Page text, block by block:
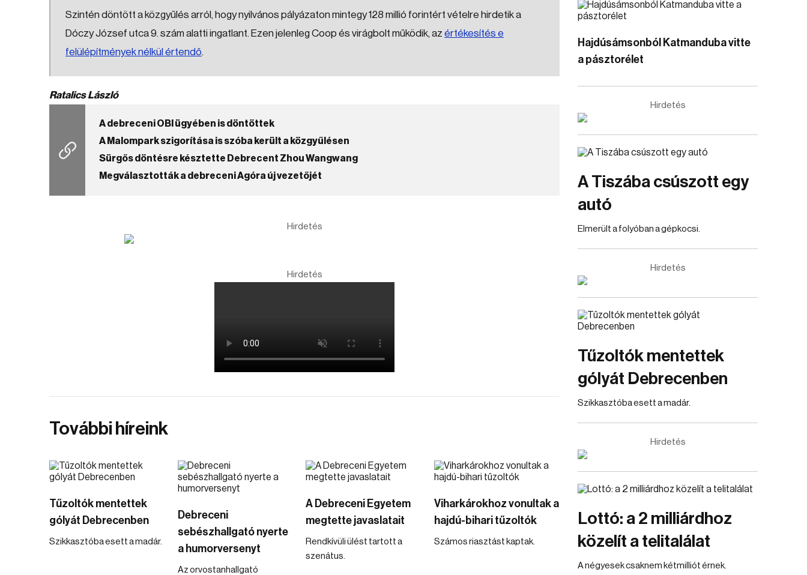
Szintén döntött a közgyűlés arról, hogy nyilvános pályázaton mintegy 128 millió forintért vételre hirdetik a
Dóczy József utca 9. szám alatti ingatlant. Ezen jelenleg Coop és virágbolt működik, az értékesítés e
felülépítmények nélkül értendő.
Ratalics László
A debreceni OBI ügyében is döntöttek
A Malompark szigorítása is szóba került a közgyűlésen
Sürgős döntésre késztette Debrecent Zhou Wangwang
Megválasztották a debreceni Agóra új vezetőjét
Hirdetés
Hirdetés
További híreink
Tűzoltók mentettek
gólyát Debrecenben
Szikkasztóba esett a madár.
Debreceni
sebészhallgató nyerte
a humorversenyt
Az orvostanhallgató
A Debreceni Egyetem
megtette javaslatait
Rendkívüli ülést tartott a
szenátus.
Viharkárokhoz vonultak a
hajdú-bihari tűzoltók
Számos riasztást kaptak.
Hajdúsámsonból Katmanduba vitte
a pásztorélet
Hirdetés
A Tiszába csúszott egy
autó
Elmerült a folyóban a gépkocsi.
Hirdetés
Tűzoltók mentettek
gólyát Debrecenben
Szikkasztóba esett a madár.
Hirdetés
Lottó: a 2 milliárdhoz
közelít a telitalálat
A négyesek csaknem kétmilliót érnek.